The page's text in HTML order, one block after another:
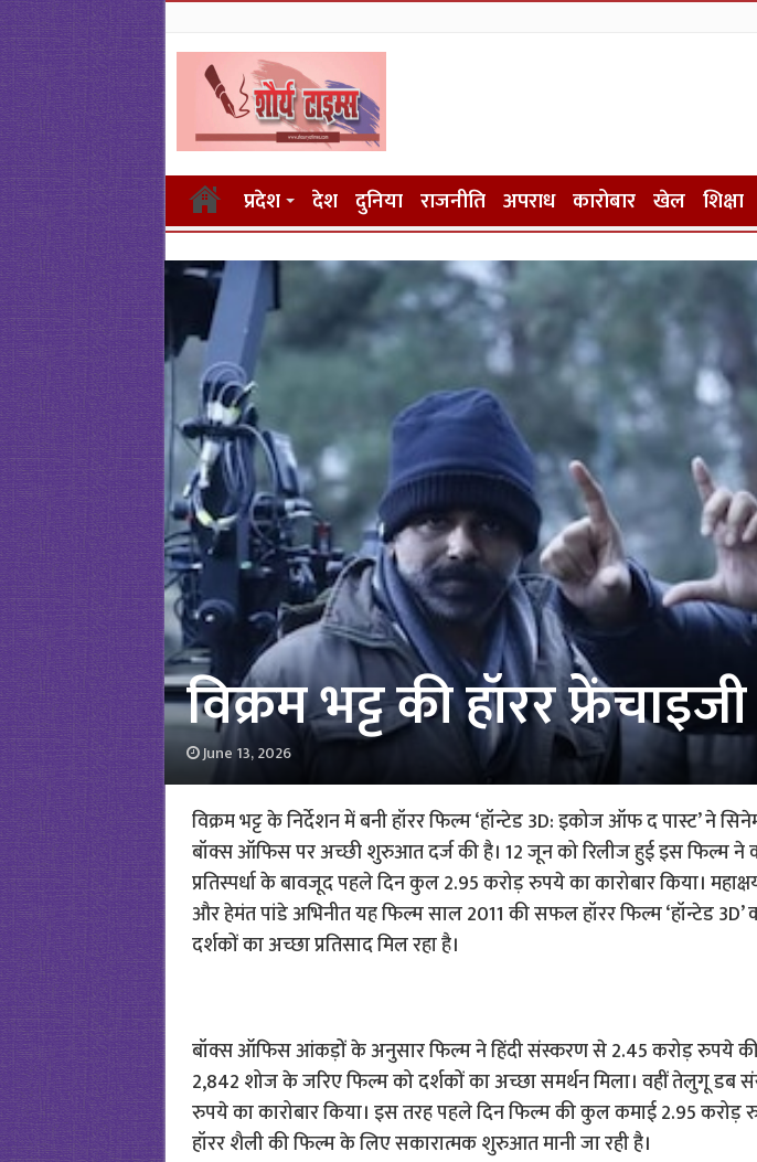
प्रदेश देश दुनिया राजनीति अपराध कारोबार खेल शिक्षा
विक्रम भट्ट की हॉरर
June 13, 2026
विक्रम भट्ट के निर्देशन में बनी हॉरर फिल्म ‘हॉन्टेड 3D: इकोज ऑफ द पास्ट’ ने
बॉक्स ऑफिस पर अच्छी शुरुआत दर्ज की है। 12 जून को रिलीज हुई इस फिल्म ने
प्रतिस्पर्धा के बावजूद पहले दिन कुल 2.95 करोड़ रुपये का कारोबार किया।
और हेमंत पांडे अभिनीत यह फिल्म साल 2011 की सफल हॉरर फिल्म ‘हॉन्टेड
दर्शकों का अच्छा प्रतिसाद मिल रहा है।
बॉक्स ऑफिस आंकड़ों के अनुसार फिल्म ने हिंदी संस्करण से 2.45 करोड़ रुपये
2,842 शोज के जरिए फिल्म को दर्शकों का अच्छा समर्थन मिला। वहीं तेलुगू डब
रुपये का कारोबार किया। इस तरह पहले दिन फिल्म की कुल कमाई 2.95
हॉरर शैली की फिल्म के लिए सकारात्मक शुरुआत मानी जा रही है।